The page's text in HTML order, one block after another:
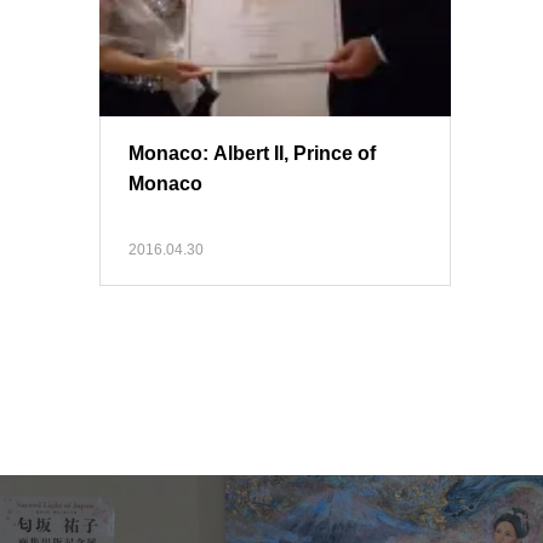
Monaco: Albert II, Prince of
Monaco
2016.04.30